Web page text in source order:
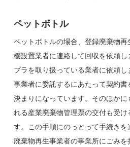
ペットボトル
ペットボトルの場合、登録廃棄物
機設置業者に連絡して回収を依頼
プラを取り扱っている業者に依頼
事業者に委託するにあたって契約
決まりになっています。そのほか
れる産業廃棄物管理票の交付も受け
す。この手順にのっとって手続き
廃棄物再生事業者の事業所にごみ